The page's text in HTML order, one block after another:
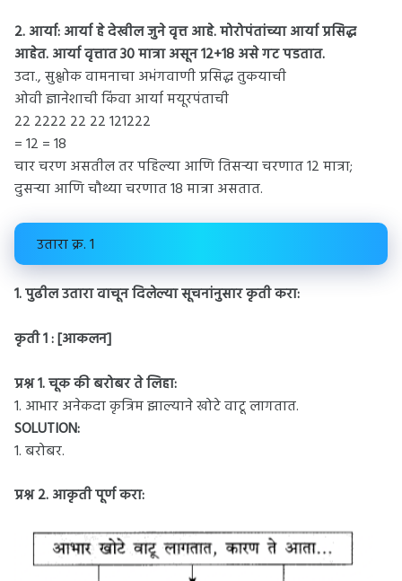
2. आर्या: आर्या हे देखील जुने वृत्त आहे. मोरोपंतांच्या आर्या प्रसिद्ध
आहेत. आर्या वृत्तात 30 मात्रा असून 12+18 असे गट पडतात.
उदा., सुश्लोक वामनाचा अभंगवाणी प्रसिद्ध तुकयाची
ओवी ज्ञानेशाची किंवा आर्या मयूरपंताची
22 2222 22 22 121222
= 12 = 18
चार चरण असतील तर पहिल्या आणि तिसऱ्या चरणात 12 मात्रा;
दुसऱ्या आणि चौथ्या चरणात 18 मात्रा असतात.
उतारा क्र. 1
1. पुढील उतारा वाचून दिलेल्या सूचनांनुसार कृती करा:
कृती 1 : [आकलन]
प्रश्न 1.चूक की बरोबर ते लिहा:
1. आभार अनेकदा कृत्रिम झाल्याने खोटे वाटू लागतात.
SOLUTION:
1. बरोबर.
प्रश्न 2.आकृती पूर्ण करा: